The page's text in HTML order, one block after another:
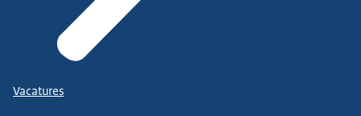
Vacatures